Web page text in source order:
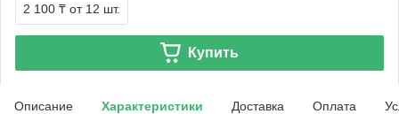
2 100 ₸ от 12 шт.
Купить
Описание Характеристики Доставка Оплата